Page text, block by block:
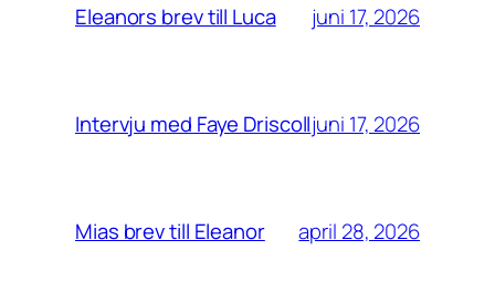
Eleanors brev till Luca juni 17, 2026
Intervju med Faye Driscolljuni 17, 2026
Mias brev till Eleanor april 28, 2026